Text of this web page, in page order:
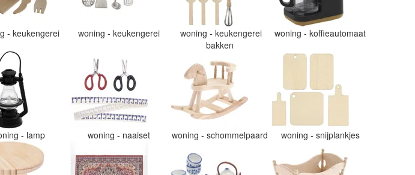
- keukengerei woning - keukengerei
woning - keukengerei
bakken
woning - koffieautomaat
- lamp woning - naaiset woning - schommelpaard woning - snijplankjes